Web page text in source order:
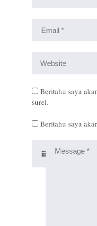
Beritahu saya
surel.
Beritahu saya